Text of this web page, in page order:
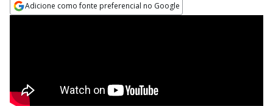
Adicione como fonte preferencial no Google